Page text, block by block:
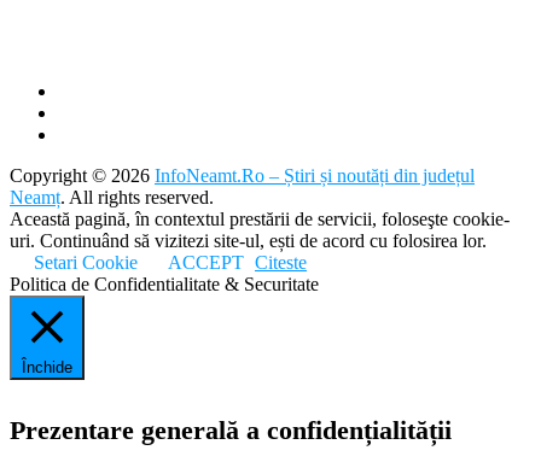
Copyright © 2026 InfoNeamt.Ro – Știri și noutăți din județul
Neamț. All rights reserved.
Această pagină, în contextul prestării de servicii, foloseşte cookie-
uri. Continuând să vizitezi site-ul, ești de acord cu folosirea lor.
Setari Cookie
ACCEPT Citeste
Politica de Confidentialitate & Securitate
Închide
Prezentare generală a confidențialității